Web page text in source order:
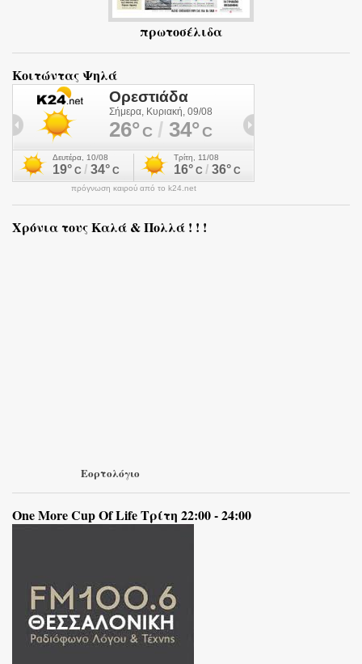
πρωτοσέλιδα
Κοιτώντας Ψηλά
πρόγνωση καιρού από το k24.net
Χρόνια τους Καλά & Πολλά ! ! !
Εορτολόγιο
One More Cup Of Life Τρίτη 22:00 - 24:00